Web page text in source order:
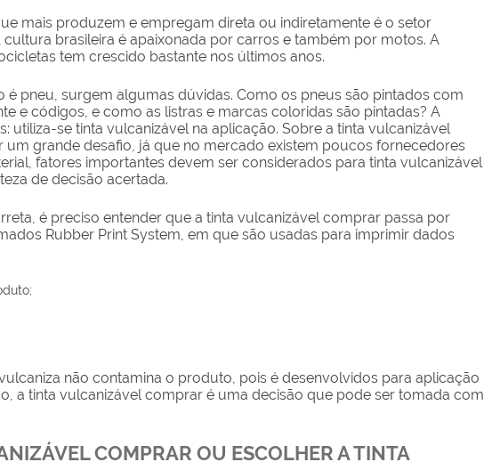
mais produzem e empregam direta ou indiretamente é o setor
brasileira é apaixonada por carros e também por motos. A
tem crescido bastante nos últimos anos.
é pneu, surgem algumas dúvidas. Como os pneus são pintados com
e códigos, e como as listras e marcas coloridas são pintadas? A
utiliza-se tinta vulcanizável na aplicação. Sobre a tinta vulcanizável
um grande desafio, já que no mercado existem poucos fornecedores
fatores importantes devem ser considerados para tinta vulcanizável
de decisão acertada.
é preciso entender que a tinta vulcanizável comprar passa por
Rubber Print System, em que são usadas para imprimir dados
não contamina o produto, pois é desenvolvidos para aplicação
a tinta vulcanizável comprar é uma decisão que pode ser tomada com
COMPRAR OU ESCOLHER A TINTA